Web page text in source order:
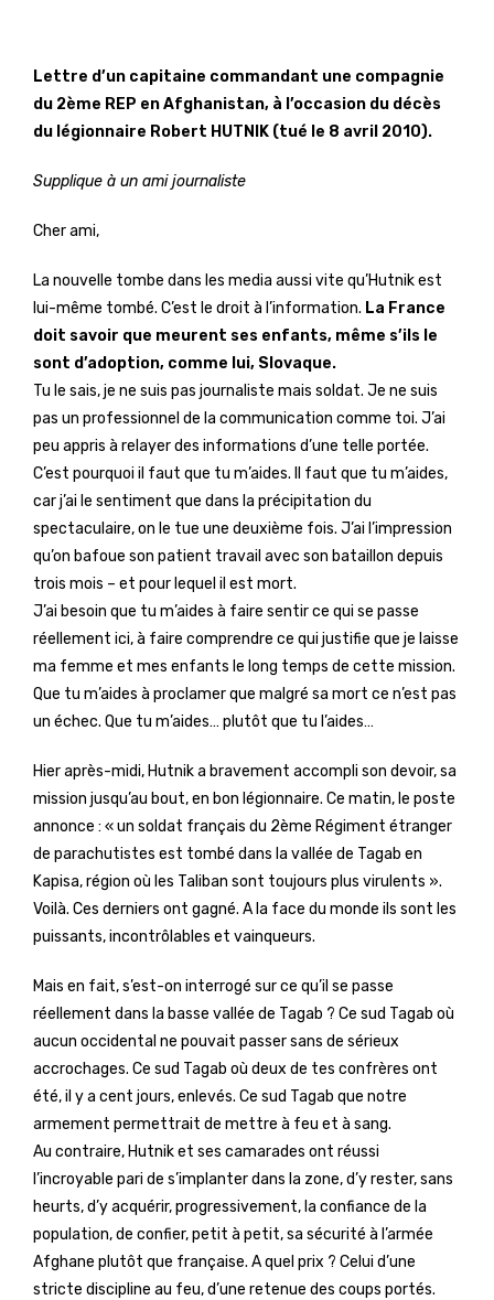
Lettre d’un capitaine commandant une compagnie
du 2ème REP en Afghanistan, à l’occasion du décès
du légionnaire Robert HUTNIK (tué le 8 avril 2010).
Supplique à un ami journaliste
Cher ami,
La nouvelle tombe dans les media aussi vite qu’Hutnik est
lui-même tombé. C’est le droit à l’information. La France
doit savoir que meurent ses enfants, même s’ils le
sont d’adoption, comme lui, Slovaque.
Tu le sais, je ne suis pas journaliste mais soldat. Je ne suis
pas un professionnel de la communication comme toi. J’ai
peu appris à relayer des informations d’une telle portée.
C’est pourquoi il faut que tu m’aides. Il faut que tu m’aides,
car j’ai le sentiment que dans la précipitation du
spectaculaire, on le tue une deuxième fois. J’ai l’impression
qu’on bafoue son patient travail avec son bataillon depuis
trois mois – et pour lequel il est mort.
J’ai besoin que tu m’aides à faire sentir ce qui se passe
réellement ici, à faire comprendre ce qui justifie que je laisse
ma femme et mes enfants le long temps de cette mission.
Que tu m’aides à proclamer que malgré sa mort ce n’est pas
un échec. Que tu m’aides… plutôt que tu l’aides…
Hier après-midi, Hutnik a bravement accompli son devoir, sa
mission jusqu’au bout, en bon légionnaire. Ce matin, le poste
annonce : « un soldat français du 2ème Régiment étranger
de parachutistes est tombé dans la vallée de Tagab en
Kapisa, région où les Taliban sont toujours plus virulents ».
Voilà. Ces derniers ont gagné. A la face du monde ils sont les
puissants, incontrôlables et vainqueurs.
Mais en fait, s’est-on interrogé sur ce qu’il se passe
réellement dans la basse vallée de Tagab ? Ce sud Tagab où
aucun occidental ne pouvait passer sans de sérieux
accrochages. Ce sud Tagab où deux de tes confrères ont
été, il y a cent jours, enlevés. Ce sud Tagab que notre
armement permettrait de mettre à feu et à sang.
Au contraire, Hutnik et ses camarades ont réussi
l’incroyable pari de s’implanter dans la zone, d’y rester, sans
heurts, d’y acquérir, progressivement, la confiance de la
population, de confier, petit à petit, sa sécurité à l’armée
Afghane plutôt que française. A quel prix ? Celui d’une
stricte discipline au feu, d’une retenue des coups portés.